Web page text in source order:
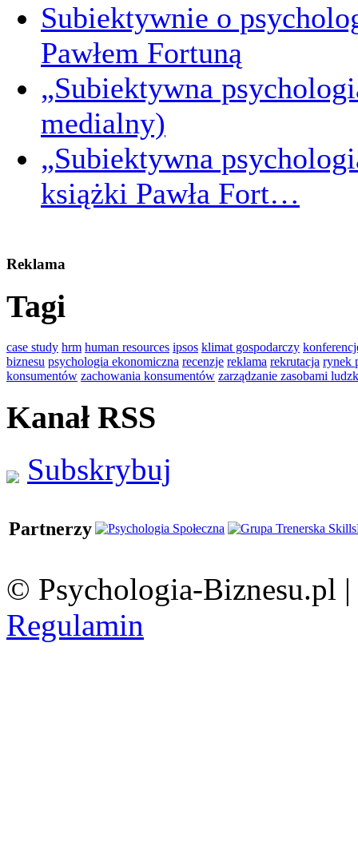
Subiektywnie o
Pawłem Fortuną
„Subiektywna
medialny)
„Subiektywna
książki Pawła Fort…
Reklama
Tagi
case study hrm human resources ipsos klimat gospodarczy
biznesu psychologia ekonomiczna recenzje reklama rekrutacja rynek
konsumentów zachowania konsumentów zarządzanie zasobami
Kanał RSS
Subskrybuj
Partnerzy
© Psychologia-Biznesu.pl |
Regulamin